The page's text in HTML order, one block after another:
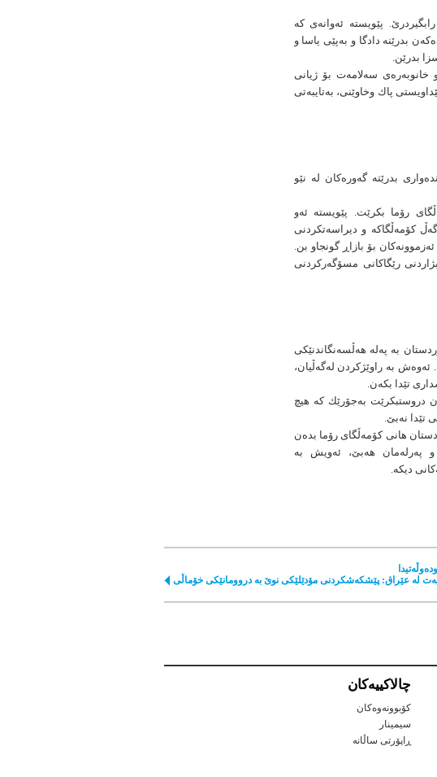
پێویستە ئەوانەی كە
بدرێنە دادگا و بەپێی یاسا و
بدرێن.
خانوبەرەی سەلامەت بۆ ژیانی
پاك وخاوێنی، بەتایبەتی
بدرێتە گەورەكان لە نێو
رۆما بكرێت. پێویستە ئەو
كۆمەڵگاكە و دیراسەتكردنی
بۆ بازاڕ گونجاو بن.
رێگاكانی مسۆگەركردنی
بە پەلە هەڵسەنگاندنێكی
ئەوەش بە راوێژکردن لەگەڵیان،
تێدا بكەن.
دروستبكرێت بەجۆرێك كە هیچ
تێدا نەبێ.
هانی كۆمەڵگای رۆما بدەن
و پەرلەمان هەبێ، ئەویش بە
دیكە.
لە عێراق: پێشكەشكردنی مۆدێلێكی نوێ بە دروومانێكی خۆماڵی
چالاكییه‌كان
کۆبوونەوەکان
سیمینار
ڕاپۆرتی ساڵانه